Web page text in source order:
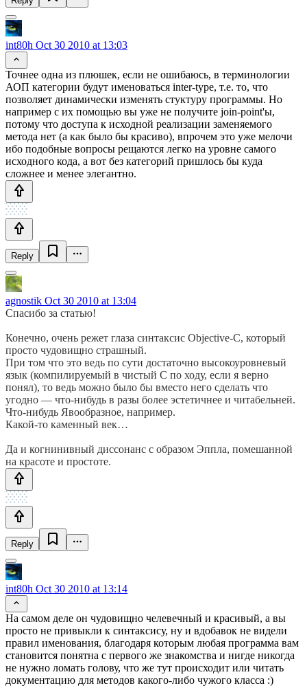
int80h Oct 30 2010 at 13:03
Точнее одна из плюшек, если не ошибаюсь, в терминологии
АОП категории будут именоваться inter-type, т.е. то, что
позволяет динамически изменять стуктуру программы. Но
например с их помощью вы уже не получите join-point'ы,
потому что доступа к исходной реализации заменяемого
метода нет (а как было бы красиво), впрочем это уже мелочи
ибо подобные вопросы рещаются легко на уровне самого
исходного кода, а вот без категорий пришлось бы куда
сложнее и менее элегантно.
Reply
agnostik Oct 30 2010 at 13:04
Спасибо за статью!
Конечно, очень режет глаза синтаксис Objective-C, который
просто чудовищно страшный.
При том что это ведь по сути достаточно высокоуровневый
язык (компилируемый в чистый C по ходу, если я верно
понял), то ведь можно было бы вместо него сделать что
угодно — что-нибудь в разы более эстетичнее и читабельней.
Что-нибудь Явообразное, например.
Какой-то каменный век…
Да и когнинивный диссонанс с образом Эппла, помешанной
на красоте и простоте.
Reply
int80h Oct 30 2010 at 13:14
На самом деле он чудовищно челевечный и красивый, а вы
просто не привыкли к синтаксису, ну и вдобавок не видели
правил именования, благодаря которым любая программа вам
становится понятна с первого же знакомства и нигде никогда
не нужно ломать голову, что же тут происходит или читать
документацию для методов какого-либо чужого класса :)